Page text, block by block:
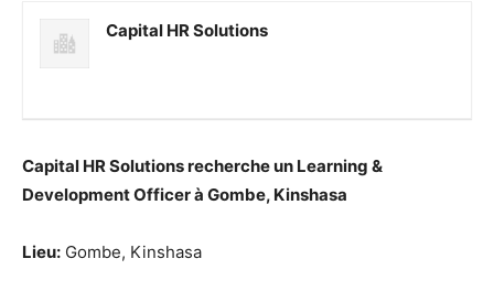
Capital HR Solutions
Capital HR Solutions recherche un Learning &
Development Officer à Gombe, Kinshasa
Lieu: Gombe, Kinshasa